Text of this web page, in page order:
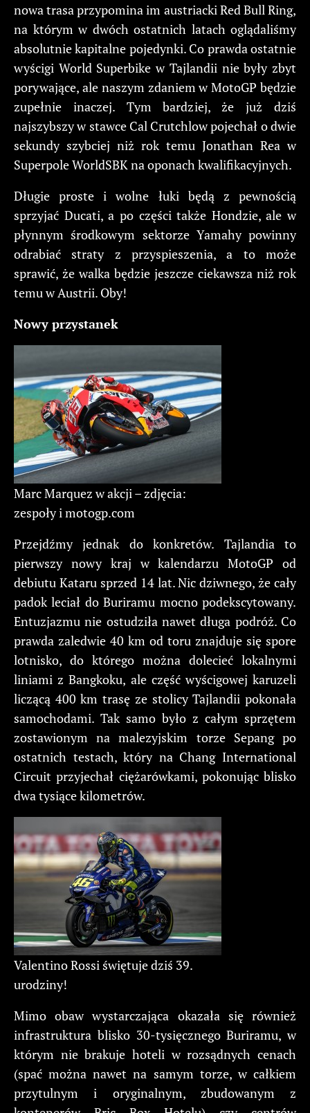
nowa trasa przypomina im austriacki Red Bull Ring,
na którym w dwóch ostatnich latach oglądaliśmy
absolutnie kapitalne pojedynki. Co prawda ostatnie
wyścigi World Superbike w Tajlandii nie były zbyt
porywające, ale naszym zdaniem w MotoGP będzie
zupełnie inaczej. Tym bardziej, że już dziś
najszybszy w stawce Cal Crutchlow pojechał o dwie
sekundy szybciej niż rok temu Jonathan Rea w
Superpole WorldSBK na oponach kwalifikacyjnych.
Długie proste i wolne łuki będą z pewnością
sprzyjać Ducati, a po części także Hondzie, ale w
płynnym środkowym sektorze Yamahy powinny
odrabiać straty z przyspieszenia, a to może
sprawić, że walka będzie jeszcze ciekawsza niż rok
temu w Austrii. Oby!
Nowy przystanek
Marc Marquez w akcji – zdjęcia:
zespoły i motogp.com
Przejdźmy jednak do konkretów. Tajlandia to
pierwszy nowy kraj w kalendarzu MotoGP od
debiutu Kataru sprzed 14 lat. Nic dziwnego, że cały
padok leciał do Buriramu mocno podekscytowany.
Entuzjazmu nie ostudziła nawet długa podróż. Co
prawda zaledwie 40 km od toru znajduje się spore
lotnisko, do którego można dolecieć lokalnymi
liniami z Bangkoku, ale część wyścigowej karuzeli
liczącą 400 km trasę ze stolicy Tajlandii pokonała
samochodami. Tak samo było z całym sprzętem
zostawionym na malezyjskim torze Sepang po
ostatnich testach, który na Chang International
Circuit przyjechał ciężarówkami, pokonując blisko
dwa tysiące kilometrów.
Valentino Rossi świętuje dziś 39.
urodziny!
Mimo obaw wystarczająca okazała się również
infrastruktura blisko 30-tysięcznego Buriramu, w
którym nie brakuje hoteli w rozsądnych cenach
(spać można nawet na samym torze, w całkiem
przytulnym i oryginalnym, zbudowanym z